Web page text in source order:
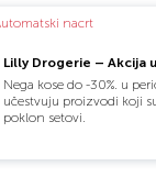
Lilly Drogerie – Akcija
Nega kose do -30%. u
učestvuju proizvodi koji
poklon setovi.